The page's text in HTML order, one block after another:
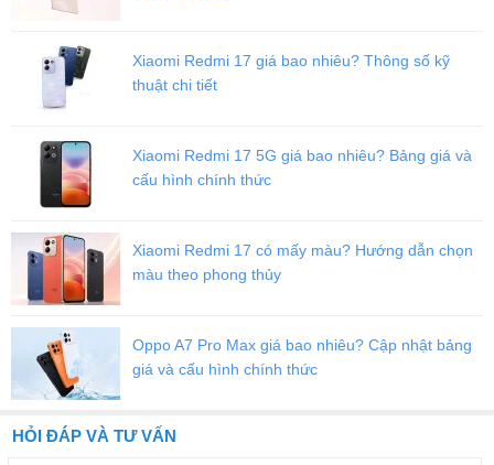
Các cạnh máy, 4 góc được bo tròn tinh tế giúp tăng khả năng cầm
nắm, tạo cảm giác thoải mái khi sử dụng, cũng như cầm 1 tay.
Khác vớiSamsung Galaxy Tab A7 (2020)
cách điệu viền nhựa Ăngten ở cạnh trên thay vì chạy dọc theo cạnh
phải sát camera chính ở mặt lưng.
Cấu hình Samsung Galaxy Tab A7 Lite mạnh mẽ,
ổn định
Xiaomi Redmi 17 giá bao nhiêu? Thông số kỹ
thuật chi tiết
Xiaomi Redmi 17 5G giá bao nhiêu? Bảng giá và
cấu hình chính thức
Xiaomi Redmi 17 có mấy màu? Hướng dẫn chọn
màu theo phong thủy
Oppo A7 Pro Max giá bao nhiêu? Cập nhật bảng
giá và cấu hình chính thức
HỎI ĐÁP VÀ TƯ VẤN